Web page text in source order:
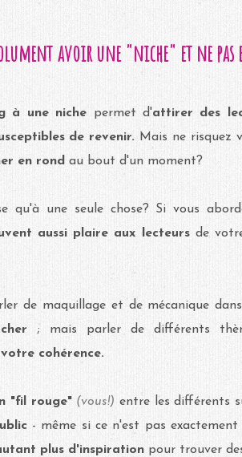
avoir une "niche" et ne pas
à une niche permet d'attirer des
de revenir.
Mais ne risquez
en rond au bout d'un moment?
qu'à une seule chose? Si vous
aussi plaire aux lecteurs de
de maquillage et de mécanique
; mais parler de différents
cohérence.
"fil rouge"(vous!) entre les différents
- même si ce n'est pas
plus d'inspiration pour trouver